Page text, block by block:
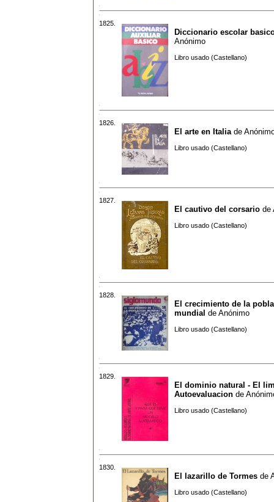
1825.
Diccionario escolar
Anónimo
Libro usado (Castellano)
1826.
El arte en Italia de
Libro usado (Castellano)
1827.
El cautivo del corsario de
Libro usado (Castellano)
1828.
El crecimiento de la
mundial de Anónimo
Libro usado (Castellano)
1829.
El dominio natural - El
Autoevaluacion de
Libro usado (Castellano)
1830.
El lazarillo de Tormes de
Libro usado (Castellano)